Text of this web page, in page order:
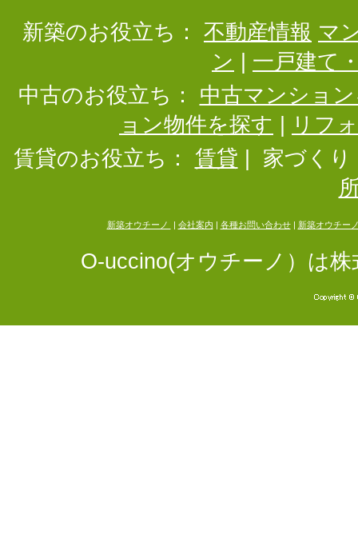
新築のお役立ち： 不動産情報 マ
ン
一戸建て
中古のお役立ち：
中古マンショ
ョン物件を探す
リフ
賃貸のお役立ち：
賃貸
家づくり
新築オウチーノ 会社案内 各種お問い合わせ| 新築オウチー
O-uccino(オウチーノ）は